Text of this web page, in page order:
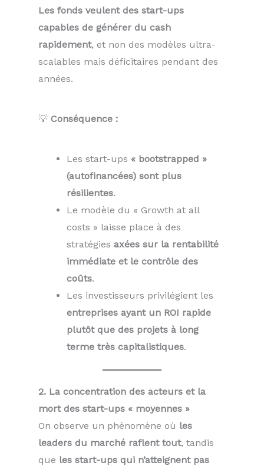
Les fonds veulent des start-ups
capables de générer du cash
rapidement, et non des modèles ultra-
scalables mais déficitaires pendant des
années.
💡 Conséquence :
Les start-ups « bootstrapped »
(autofinancées) sont plus
résilientes.
Le modèle du « Growth at all
costs » laisse place à des
stratégies axées sur la rentabilité
immédiate et le contrôle des
coûts.
Les investisseurs privilégient les
entreprises ayant un ROI rapide
plutôt que des projets à long
terme très capitalistiques.
2. La concentration des acteurs et la
mort des start-ups « moyennes »
On observe un phénomène où les
leaders du marché raflent tout, tandis
que les start-ups qui n’atteignent pas